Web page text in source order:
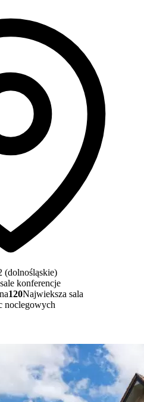
(dolnośląskie)
sale konferencje
120Najwieksza sala
noclegowych